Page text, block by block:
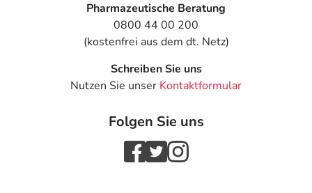
Pharmazeutische Beratung
0800 44 00 200
(kostenfrei aus dem dt. Netz)
Schreiben Sie uns
Nutzen Sie unser Kontaktformular
Folgen Sie uns